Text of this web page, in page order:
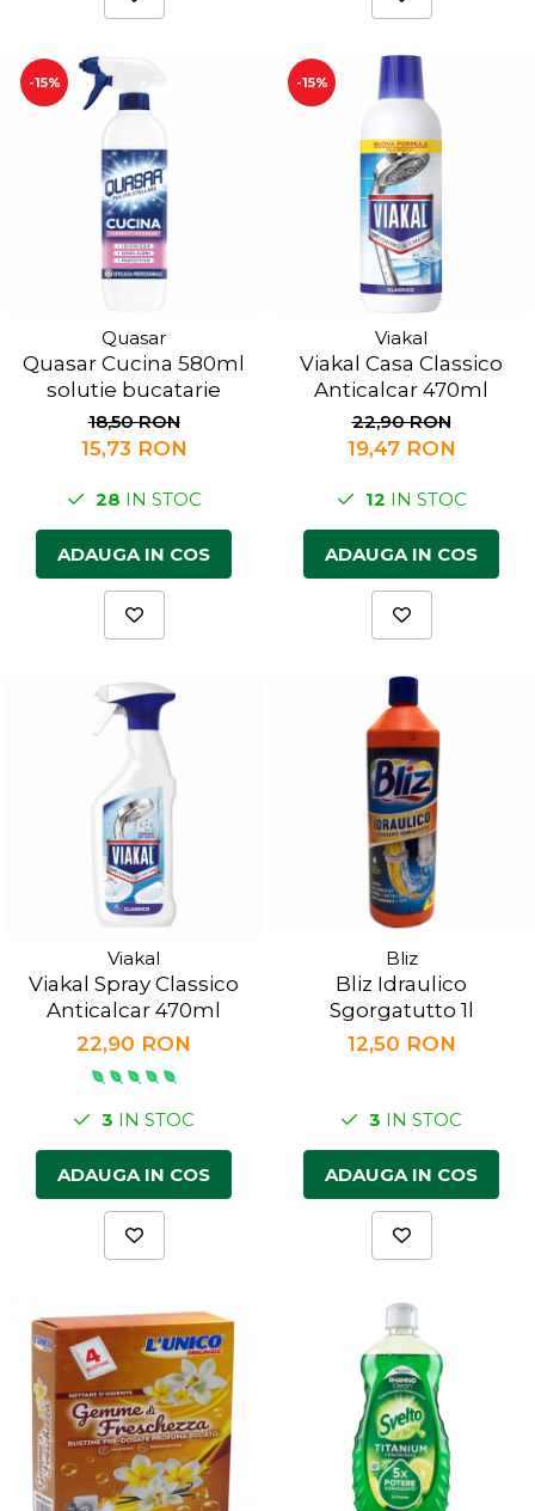
-15%
Quasar
Quasar Cucina 580ml
solutie bucatarie
18,50 RON
15,73 RON
28 IN STOC
ADAUGA IN COS
-15%
Viakal
Viakal Casa Classico
Anticalcar 470ml
22,90 RON
19,47 RON
12 IN STOC
ADAUGA IN COS
Viakal
Viakal Spray Classico
Anticalcar 470ml
22,90 RON
3 IN STOC
ADAUGA IN COS
Bliz
Bliz Idraulico
Sgorgatutto 1l
12,50 RON
3 IN STOC
ADAUGA IN COS